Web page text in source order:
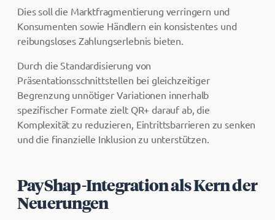
Dies soll die Marktfragmentierung verringern und
Konsumenten sowie Händlern ein konsistentes und
reibungsloses Zahlungserlebnis bieten.
Durch die Standardisierung von
Präsentationsschnittstellen bei gleichzeitiger
Begrenzung unnötiger Variationen innerhalb
spezifischer Formate zielt QR+ darauf ab, die
Komplexität zu reduzieren, Eintrittsbarrieren zu senken
und die finanzielle Inklusion zu unterstützen.
PayShap-Integration als Kern der
Neuerungen